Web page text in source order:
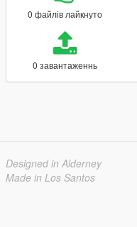
0 файлів лайкнуто
0 завантаженнь
Designed in Alderney
Made in Los Santos